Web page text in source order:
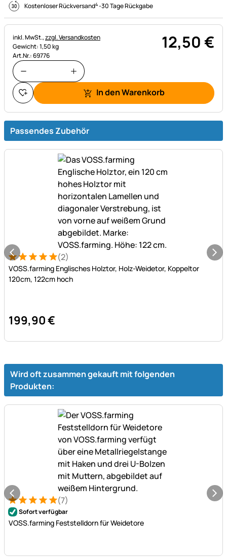
Kostenloser Rückversand4-30 Tage Rückgabe
Steuerhinweis:
inkl. MwSt.,zzgl. Versandkosten
Gewicht: 1,50 kg
Art.Nr.: 69776
12,50€
In den Warenkorb
Passendes Zubehör
Bewertung: 5 von 5 (2 Bewertungen)
2 Bewertungen
(2)
VOSS.farming Englisches Holztor, Holz-Weidetor, Koppeltor
120cm, 122cm hoch
199,90€
Wird oft zusammen gekauft mit folgenden
Produkten:
Bewertung: 5 von 5 (7 Bewertungen)
7 Bewertungen(7)
Sofort verfügbar
VOSS.farming Feststelldorn für Weidetore